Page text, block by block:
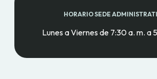
HORARIO SEDE
Lunes a Viernes de 7:30 a. m. a